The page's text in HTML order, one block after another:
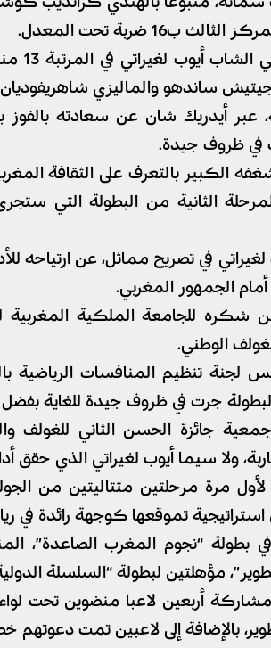
ب16 ضربة تحت المعدل.
وجاء
ساندهو والماليزي شاهريفوديان عريفان برصيد
عبر أيدريك شان عن سعادته بالفوز
في ظروف جيدة.
الكبير بالتعرف على الثقافة
في تصريح مماثل، عن ارتياحه
أمام الجمهور المغربي.
شكره للجامعة الملكية المغربية
الوطني.
لجنة تنظيم المنافسات الرياضية
جرت في ظروف جيدة للغاية
جائزة الحسن الثاني للغولف
ولا سيما أيوب لغيراتي الذي حقق
مرة مرحلتين متتاليتين من
استراتيجية تموقعها كوجهة رائدة في
لاعبا في بطولة “نجوم المغرب
مؤهلتين لبطولة “السلسلة
بالإضافة إلى لاعبين تمت